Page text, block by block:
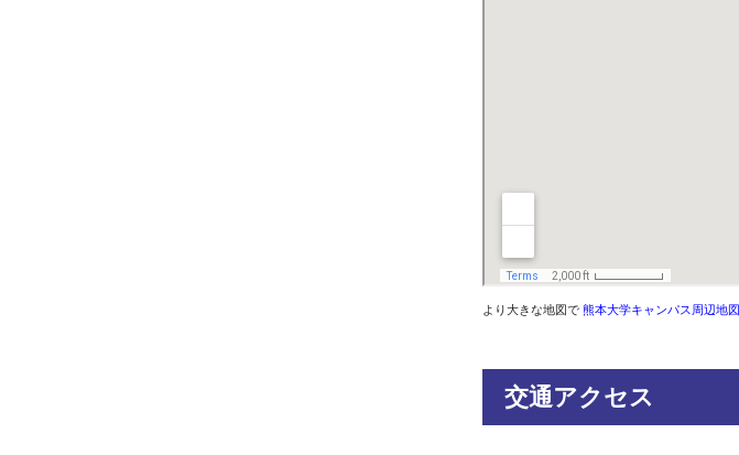
より大きな地図で熊本大学キャンパス周辺地図
交通アクセス